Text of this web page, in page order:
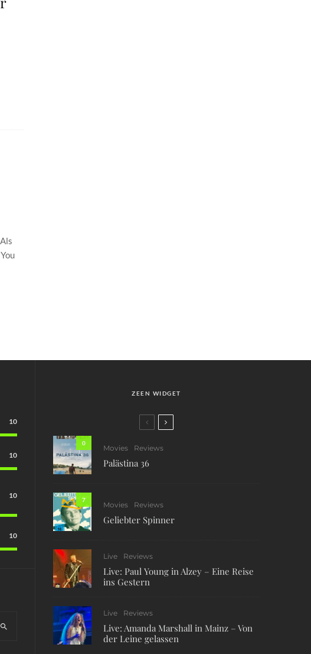
10
10
10
10
ZEEN WIDGET
0
Movies Reviews
Palästina 36
7
Movies Reviews
Geliebter Spinner
Live Reviews
Live: Paul Young in Alzey – Eine Reise
ins Gestern
Live Reviews
Live: Amanda Marshall in Mainz – Von
der Leine gelassen